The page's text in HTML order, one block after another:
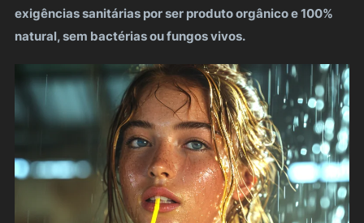
exigências sanitárias por ser produto orgânico e 100%
natural, sem bactérias ou fungos vivos.